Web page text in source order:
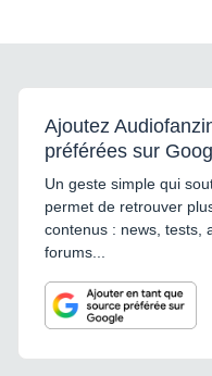
Ajoutez
préférées sur
Un geste simple qui
permet de retrouver
contenus : news, tests,
forums...